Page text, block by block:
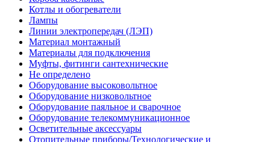
Котлы и обогреватели
Лампы
Линии электропередач (ЛЭП)
Материал монтажный
Материалы для подключения
Муфты, фитинги сантехнические
Не определено
Оборудование высоковольтное
Оборудование низковольтное
Оборудование паяльное и сварочное
Оборудование телекоммуникационное
Осветительные аксессуары
Отопительные приборы/Технологические и